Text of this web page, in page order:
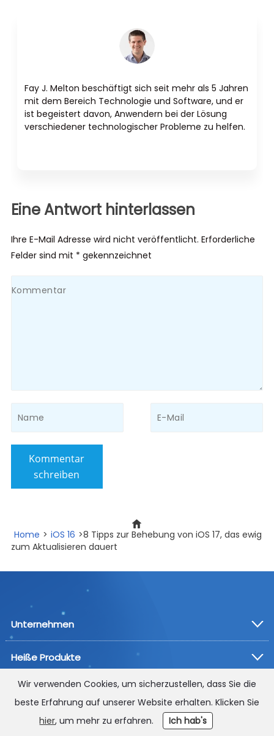
Wir verwenden Cookies, um sicherzustellen, dass Sie die
beste Erfahrung auf unserer Website erhalten. Klicken Sie
hier, um mehr zu erfahren. Ich hab's
Fay J. Melton beschäftigt sich seit mehr als 5 Jahren
mit dem Bereich Technologie und Software, und er
ist begeistert davon, Anwendern bei der Lösung
verschiedener technologischer Probleme zu helfen.
Eine Antwort hinterlassen
Ihre E-Mail Adresse wird nicht veröffentlicht. Erforderliche
Felder sind mit * gekennzeichnet
Kommentar
schreiben
Home > iOS 16 >8 Tipps zur Behebung von iOS 17, das ewig
zum Aktualisieren dauert
Unternehmen
Heiße Produkte
Unterstützung
UnterstützungAnleitungen